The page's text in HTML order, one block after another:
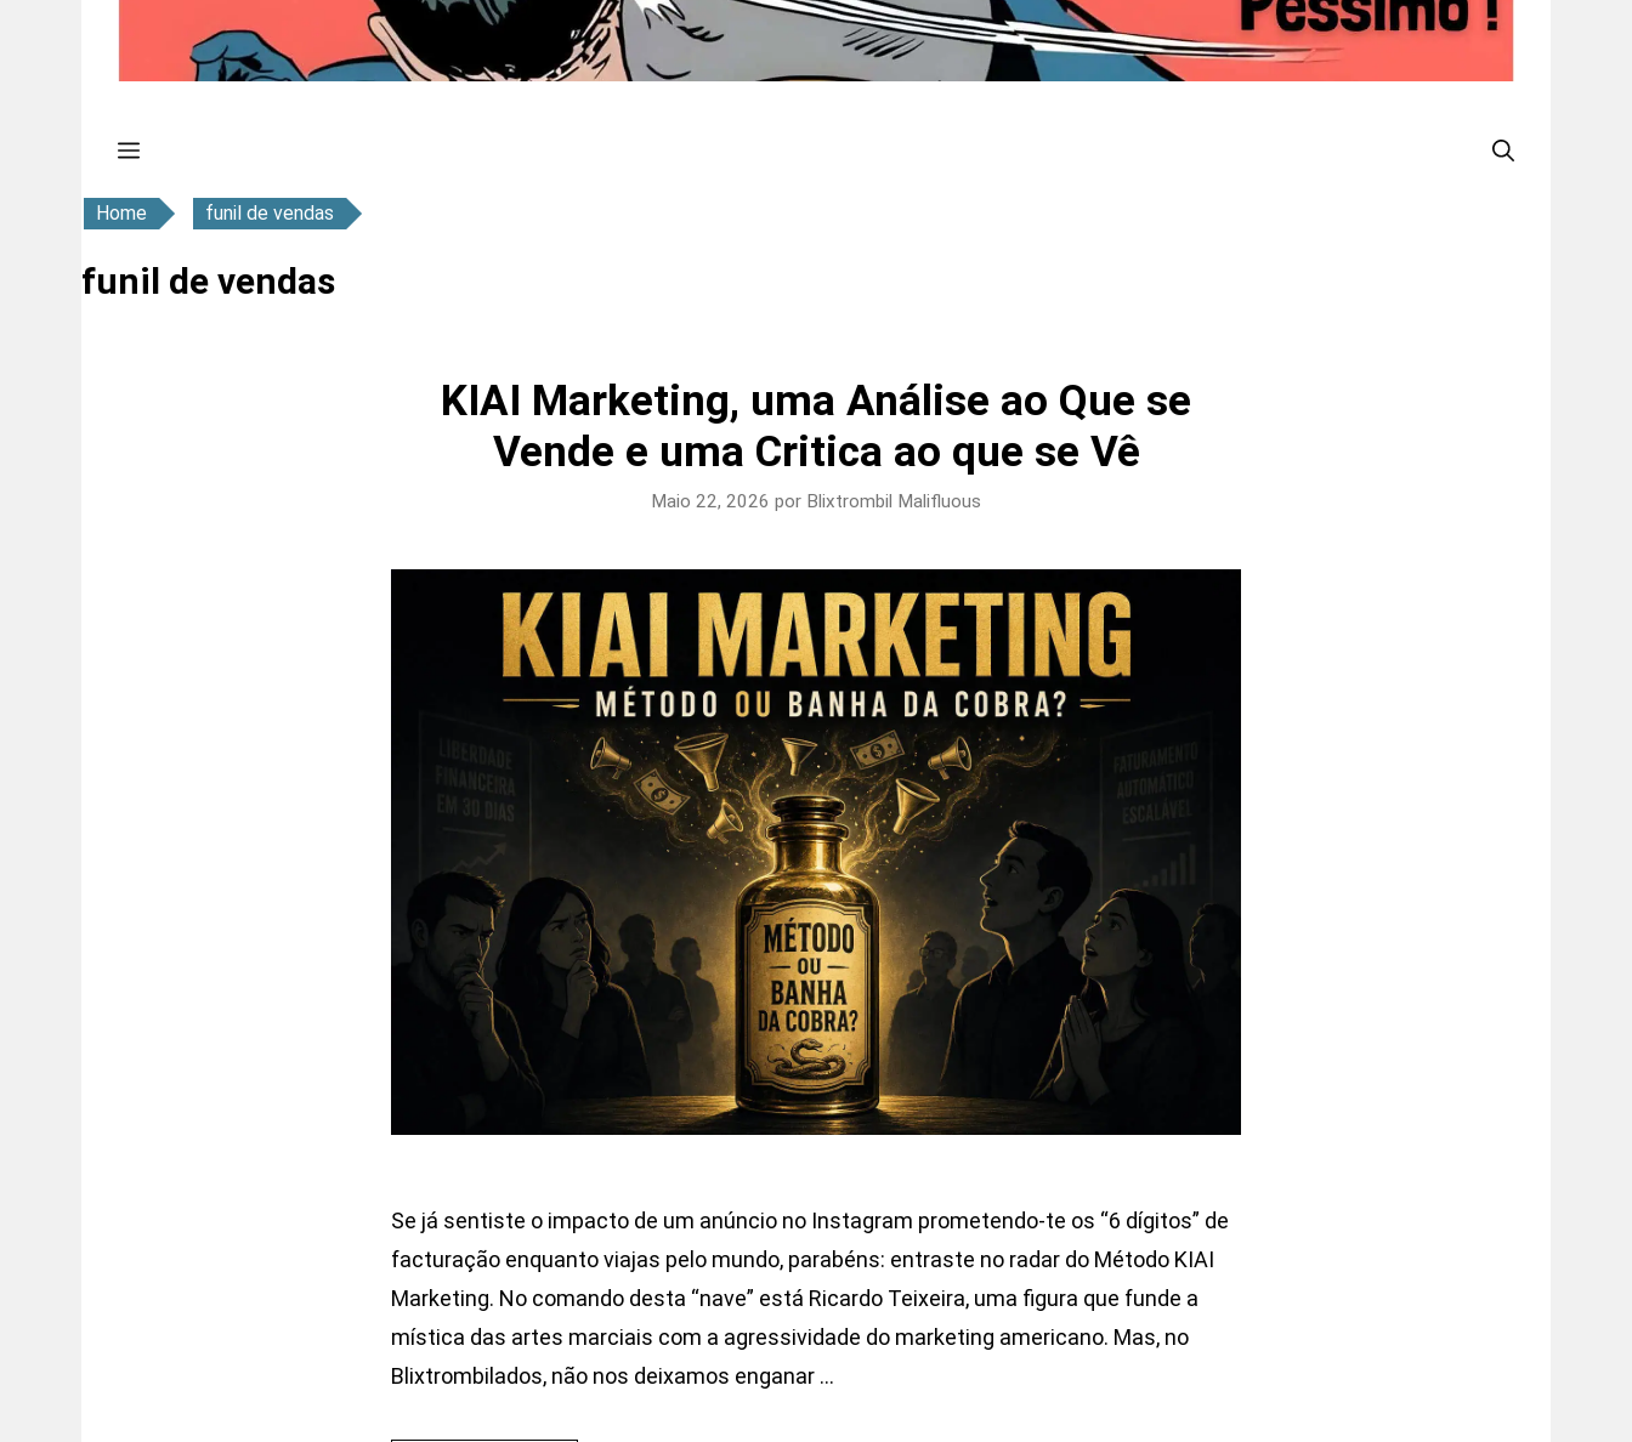
Home funil de vendas
funil de vendas
KIAI Marketing, uma Análise ao Que se
Vende e uma Critica ao que se Vê
Maio 22, 2026 por Blixtrombil Malifluous
Se já sentiste o impacto de um anúncio no Instagram prometendo-te os “6 dígitos” de
facturação enquanto viajas pelo mundo, parabéns: entraste no radar do Método KIAI
Marketing. No comando desta “nave” está Ricardo Teixeira, uma figura que funde a
mística das artes marciais com a agressividade do marketing americano. Mas, no
Blixtrombilados, não nos deixamos enganar …